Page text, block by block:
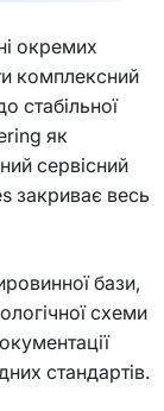
окремих
комплексний
стабільної
як
сервісний
закриває весь
бази,
схеми
стандартів.